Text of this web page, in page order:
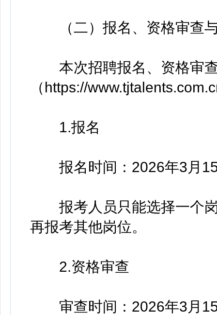
（二）报名、资格审查
本次招聘报名、资格审查
（https://
1.报名
报名时间：2026年3月15
报考人员只能选择一个岗
再报考其他岗位。
2.资格审查
审查时间：2026年3月15